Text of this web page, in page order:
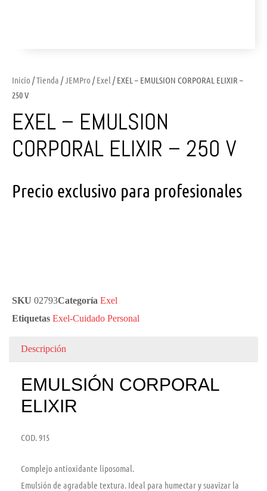
Inicio /Tienda /JEMPro /Exel / EXEL – EMULSION CORPORAL ELIXIR –
250 V
EXEL – EMULSION
CORPORAL ELIXIR – 250 V
Precio exclusivo para profesionales
SKU 02793Categoría Exel
Etiquetas Exel-Cuidado Personal
Descripción
EMULSIÓN CORPORAL
ELIXIR
COD. 915
Complejo antioxidante liposomal.
Emulsión de agradable textura. Ideal para humectar y suavizar la